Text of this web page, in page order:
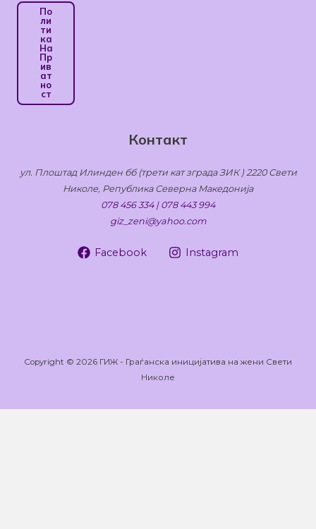
По
Ли
Ти
Ка
На
Пр
Ив
Ат
Но
Ст
Контакт
ул. Плоштад Илинден бб (трети кат зграда ЗИК ) 2220 Свети
Николе, Република Северна Македонија
078 456 334 | 078 443 994
giz_zeni@yahoo.com
Facebook Instagram
Copyright © 2026 ГИЖ - Граѓанска иницијатива на жени Свети
Николе